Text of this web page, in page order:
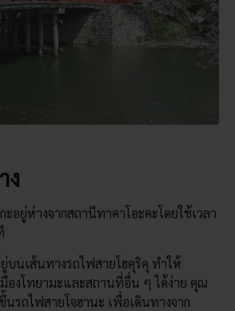
ง
อยู่ห่างจากสถานีทาคาโอะคะโดยใช้เวลา
บนเส้นทางรถไฟสายโฮคุริคุ ทำให้
มืองโทยามะและสถานที่อื่น ๆ ได้ง่าย คุณ
รถไฟสายโจฮานะ เพื่อเดินทางจาก